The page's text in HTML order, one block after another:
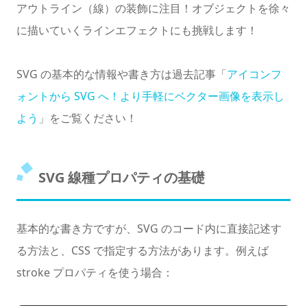
アウトライン（線）の装飾に注目！オブジェクトを徐々
に描いていくラインエフェクトにも挑戦します！
SVG の基本的な情報や書き方は過去記事「アイコンフ
ォントから SVG へ！より手軽にベクター画像を表示し
よう 」をご覧ください！
SVG 線種プロパティの基礎
基本的な書き方ですが、SVG のコード内に直接記述す
る方法と、CSS で指定する方法があります。例えば
stroke プロパティを使う場合：